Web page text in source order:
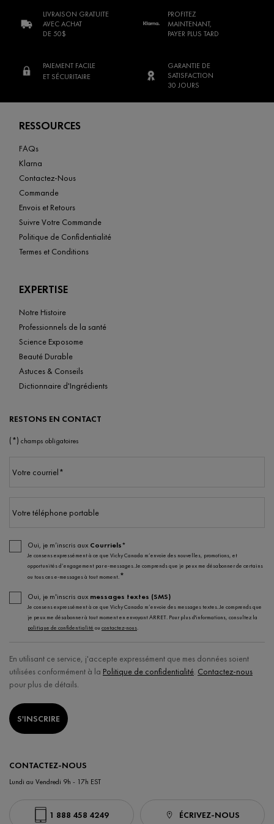
LIVRAISON GRATUITE
AVEC ACHAT
DE 50$
PROFITEZ
MAINTENANT,
PAYER PLUS TARD
PAIEMENT FACILE
ET SÉCURITAIRE
GARANTIE DE
SATISFACTION
30 JOURS
RESSOURCES
FAQs
Klarna
Contactez-Nous
Commande
Envois et Retours
Suivre Votre Commande
Politique de Confidentialité
Termes et Conditions
EXPERTISE
Notre Histoire
Professionnels de la santé
Science Exposome
Beauté Durable
Astuces & Conseils
Dictionnaire d'Ingrédients
RESTONS EN CONTACT
(*) champs obligatoires
Votre courriel*
Votre téléphone portable
Oui, je m’inscris aux Courriels*
Je consens expressément à ce que Vichy Canada m’envoie des nouvelles, promotions, et
opportunités d’engagement par e-messages. Je comprends que je peux me désabonner de certains
ou tous ces e-messages à tout moment.*
Oui, je m'inscris aux messages textes (SMS)
Je consens expressément à ce que Vichy Canada m’envoie des messages textes. Je comprends que
je peux me désabonner à tout moment en envoyant ARRET. Pour plus d'informations, consultez la
politique de confidentialité ou contactez-nous.
En utilisant ce service, j'accepte expressément que mes données soient
utilisées conformément à la Politique de confidentialité. Contactez-nous
pour plus de détails.
S'INSCRIRE
CONTACTEZ-NOUS
Lundi au Vendredi 9h - 17h EST
1 888 458 4249 ÉCRIVEZ-NOUS